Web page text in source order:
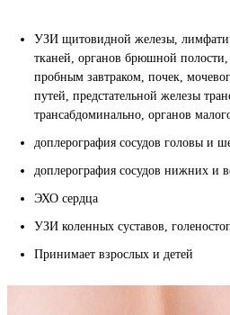
УЗИ щитовидной железы,
тканей, органов брюшной
пробным завтраком, почек,
путей, предстательной железы
трансабдоминально, органов
доплерография сосудов головы и
доплерография сосудов нижних и
ЭХО сердца
УЗИ коленных суставов,
Принимает взрослых и детей